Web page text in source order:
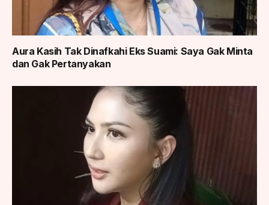
Aura Kasih Tak Dinafkahi Eks Suami: Saya Gak Minta
dan Gak Pertanyakan